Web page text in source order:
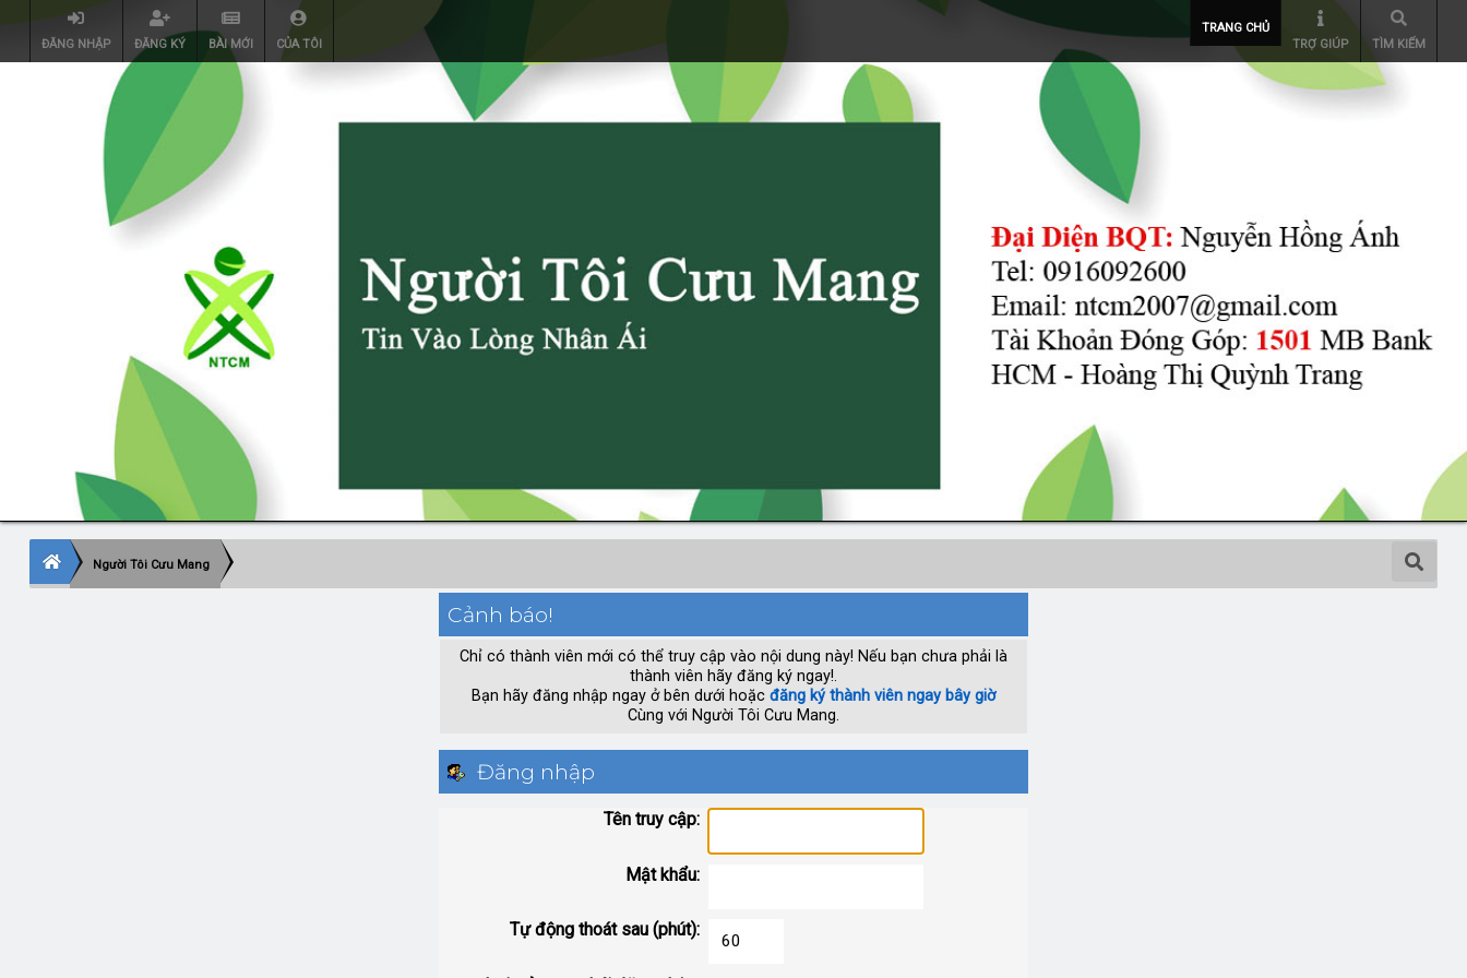
ĐĂNG NHẬP ĐĂNG KÝ BÀI MỚI CỦA TÔI
TRANG CHỦ
TRỢ GIÚP
TÌM KIẾM
Người Tôi Cưu Mang
Cảnh báo!
Chỉ có thành viên mới có thể truy cập vào nội dung này! Nếu bạn chưa phải là
thành viên hãy đăng ký ngay!.
Bạn hãy đăng nhập ngay ở bên dưới hoặc đăng ký thành viên ngay bây giờ
Cùng với Người Tôi Cưu Mang.
Đăng nhập
Tên truy cập:
Mật khẩu:
Tự động thoát sau (phút):